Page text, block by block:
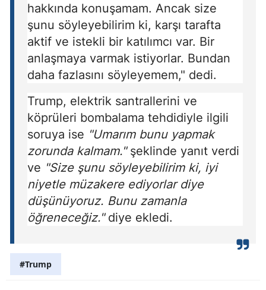
hakkında konuşamam. Ancak size
şunu söyleyebilirim ki, karşı tarafta
aktif ve istekli bir katılımcı var. Bir
anlaşmaya varmak istiyorlar. Bundan
daha fazlasını söyleyemem," dedi.
Trump, elektrik santrallerini ve
köprüleri bombalama tehdidiyle ilgili
soruya ise "Umarım bunu yapmak
zorunda kalmam."şeklinde yanıt verdi
ve "Size şunu söyleyebilirim ki, iyi
niyetle müzakere ediyorlar diye
düşünüyoruz. Bunu zamanla
öğreneceğiz."diye ekledi.
#Trump